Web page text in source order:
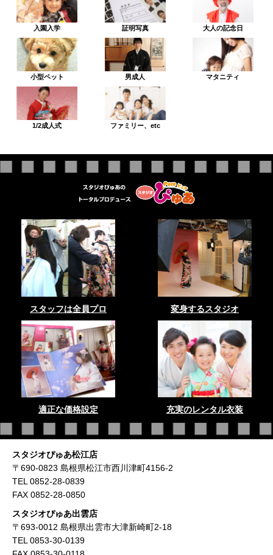
入園入学 証明写真 大人の記念日
小型ペット 男成人 マタニティ
1/2成人式 ファミリー、etc
スタッフは全員プロ 変身するスタジオ
適正な価格設定 充実のレンタル衣装
スタジオぴゅあ松江店
〒690-0823 島根県松江市西川津町4156-2
TEL 0852-28-0839
FAX 0852-28-0850
スタジオぴゅあ出雲店
〒693-0012 島根県出雲市大津新崎町2-18
TEL 0853-30-0139